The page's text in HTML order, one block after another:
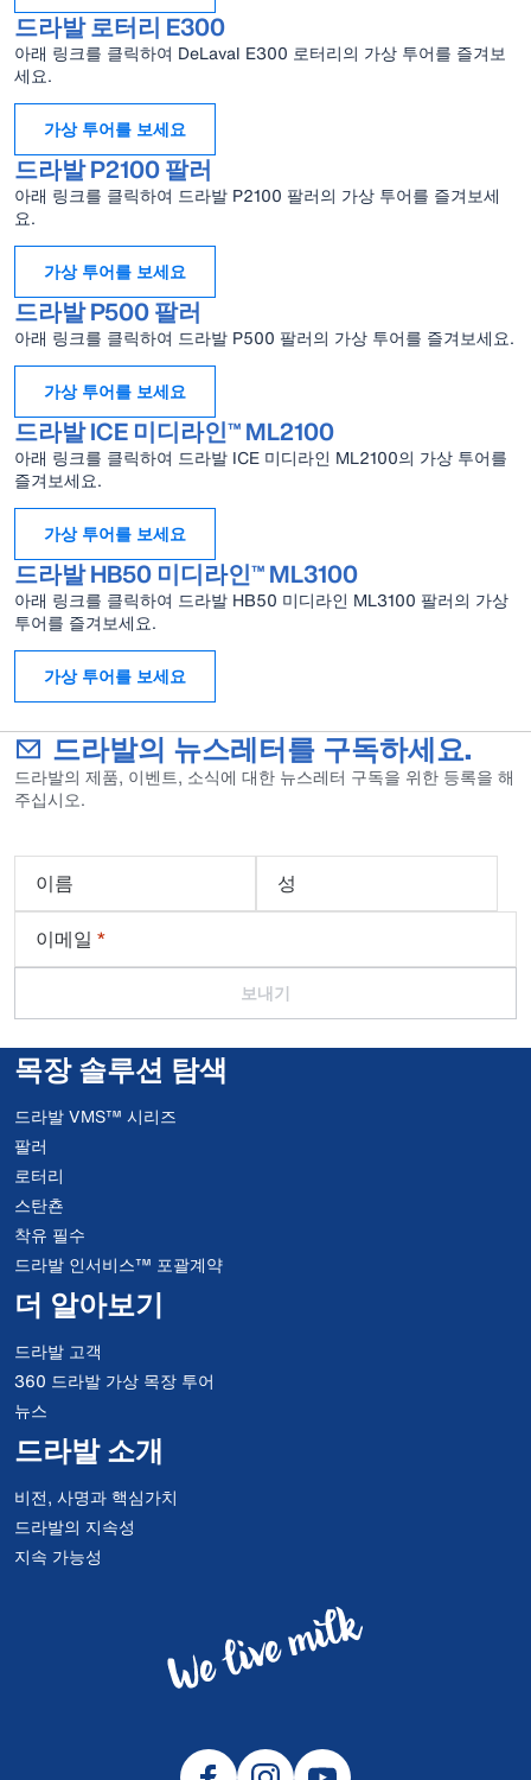
드라발 로터리 E300
아래 링크를 클릭하여 DeLaval E300 로터리의 가상 투어를 즐겨보
세요.
가상 투어를 보세요
드라발 P2100 팔러
아래 링크를 클릭하여 드라발 P2100 팔러의 가상 투어를 즐겨보세
요.
가상 투어를 보세요
드라발 P500 팔러
아래 링크를 클릭하여 드라발 P500 팔러의 가상 투어를 즐겨보세요.
가상 투어를 보세요
드라발 ICE 미디라인™ ML2100
아래 링크를 클릭하여 드라발 ICE 미디라인 ML2100의 가상 투어를
즐겨보세요.
가상 투어를 보세요
드라발 HB50 미디라인™ ML3100
아래 링크를 클릭하여 드라발 HB50 미디라인 ML3100 팔러의 가상
투어를 즐겨보세요.
가상 투어를 보세요
드라발의 뉴스레터를 구독하세요.
드라발의 제품, 이벤트, 소식에 대한 뉴스레터 구독을 위한 등록을 해
주십시오.
이름
성
이메일 *
보내기
목장 솔루션 탐색
드라발 VMS™ 시리즈
팔러
로터리
스탄쵼
착유 필수
드라발 인서비스™ 포괄계약
더 알아보기
드라발 고객
360 드라발 가상 목장 투어
뉴스
드라발 소개
비전, 사명과 핵심가치
드라발의 지속성
지속 가능성